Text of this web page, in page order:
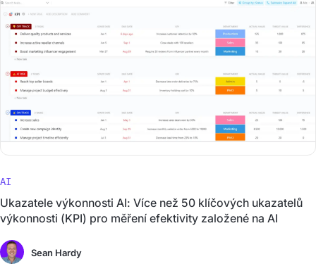
AI
Ukazatele výkonnosti AI: Více než 50 klíčových ukazatelů
výkonnosti (KPI) pro měření efektivity založené na AI
Sean Hardy